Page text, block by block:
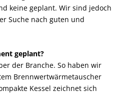
keine geplant. Wir sind jedoch
Suche nach guten und
geplant?
der Branche. So haben wir
Brennwertwärmetauscher
Kessel zeichnet sich